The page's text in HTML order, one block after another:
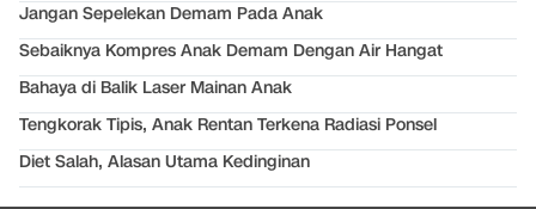
Jangan Sepelekan Demam Pada Anak
Sebaiknya Kompres Anak Demam Dengan Air Hangat
Bahaya di Balik Laser Mainan Anak
Tengkorak Tipis, Anak Rentan Terkena Radiasi Ponsel
Diet Salah, Alasan Utama Kedinginan